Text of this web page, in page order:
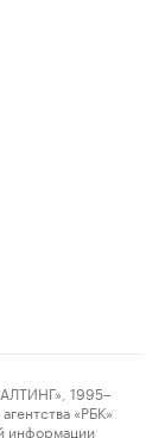
1995–
«РБК»
информации